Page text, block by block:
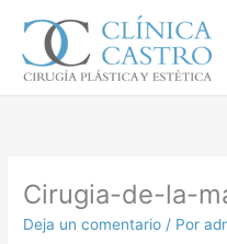
contenido
Cirugia-de-la-
Deja un comentario / Por